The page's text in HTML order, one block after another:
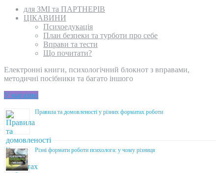
для ЗМІ та ПАРТНЕРІВ
ЦІКАВИНИ
Психоедукація
План безпеки та турботи про себе
Вправи та тести
Що почитати?
Електронні книги, психологічний блокнот з вправами,
методичні посібники та багато іншого
У магазин
Правила та домовленості у різних форматах роботи
Різні формати роботи психолога: у чому різниця